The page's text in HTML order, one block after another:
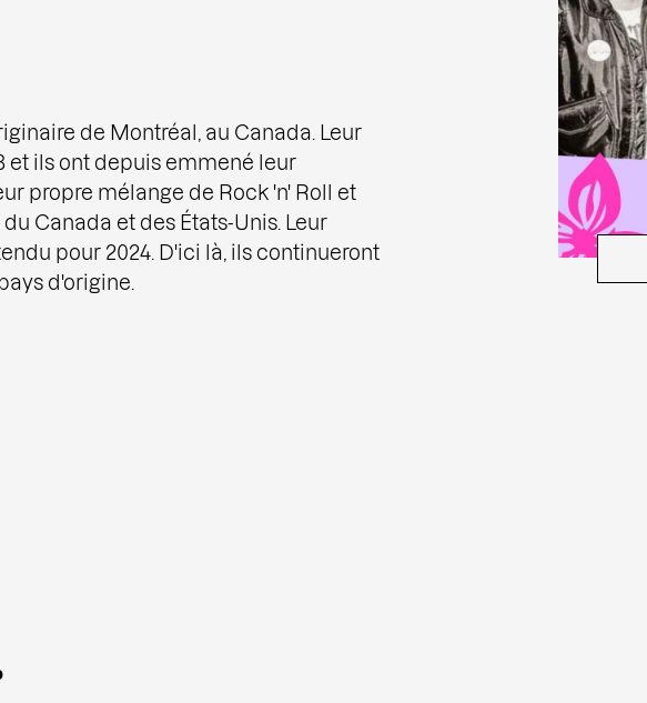
de Montréal, au Canada. Leur
et ils ont depuis emmené leur
propre mélange de Rock 'n' Roll et
Canada et des États-Unis. Leur
pour 2024. D'ici là, ils continueront
d'origine.